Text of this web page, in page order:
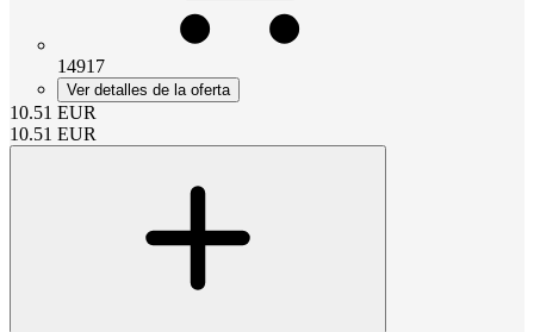
14917
Ver detalles de la oferta
10.51 EUR
10.51 EUR